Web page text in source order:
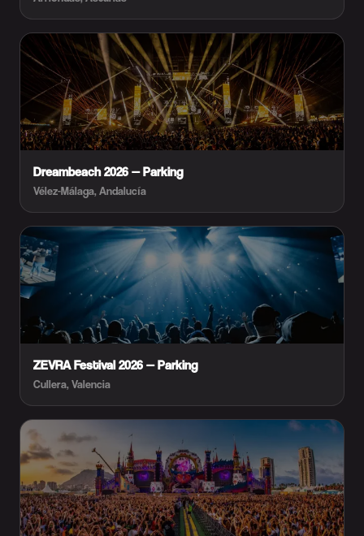
Dreambeach 2026 — Parking
Vélez-Málaga, Andalucía
ZEVRA Festival 2026 — Parking
Cullera, Valencia